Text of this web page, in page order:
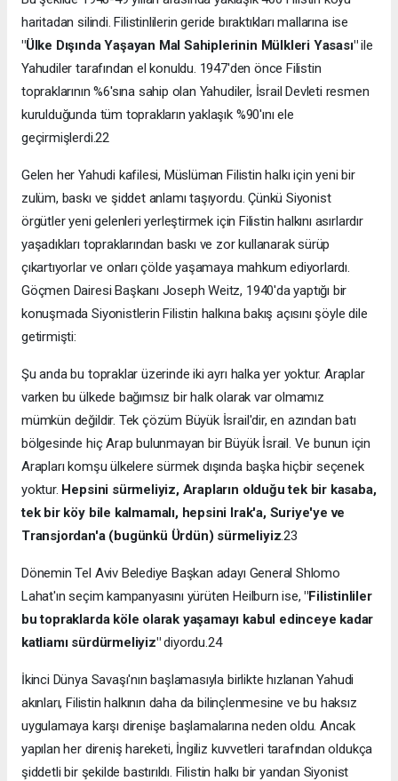
haritadan silindi. Filistinlilerin geride bıraktıkları mallarına ise
"Ülke Dışında Yaşayan Mal Sahiplerinin Mülkleri Yasası"ile
Yahudiler tarafından el konuldu. 1947'den önce Filistin
topraklarının %6'sına sahip olan Yahudiler, İsrail Devleti resmen
kurulduğunda tüm toprakların yaklaşık %90'ını ele
geçirmişlerdi.22
Gelen her Yahudi kafilesi, Müslüman Filistin halkı için yeni bir
zulüm, baskı ve şiddet anlamı taşıyordu. Çünkü Siyonist
örgütler yeni gelenleri yerleştirmek için Filistin halkını asırlardır
yaşadıkları topraklarından baskı ve zor kullanarak sürüp
çıkartıyorlar ve onları çölde yaşamaya mahkum ediyorlardı.
Göçmen Dairesi Başkanı Joseph Weitz, 1940'da yaptığı bir
konuşmada Siyonistlerin Filistin halkına bakış açısını şöyle dile
getirmişti:
Şu anda bu topraklar üzerinde iki ayrı halka yer yoktur. Araplar
varken bu ülkede bağımsız bir halk olarak var olmamız
mümkün değildir. Tek çözüm Büyük İsrail'dir, en azından batı
bölgesinde hiç Arap bulunmayan bir Büyük İsrail. Ve bunun için
Arapları komşu ülkelere sürmek dışında başka hiçbir seçenek
yoktur. Hepsini sürmeliyiz, Arapların olduğu tek bir kasaba,
tek bir köy bile kalmamalı, hepsini Irak'a, Suriye'ye ve
Transjordan'a (bugünkü Ürdün) sürmeliyiz.23
Dönemin Tel Aviv Belediye Başkan adayı General Shlomo
Lahat'ın seçim kampanyasını yürüten Heilburn ise,"Filistinliler
bu topraklarda köle olarak yaşamayı kabul edinceye kadar
katliamısürdürmeliyiz"diyordu.24
İkinci Dünya Savaşı'nın başlamasıyla birlikte hızlanan Yahudi
akınları, Filistin halkının daha da bilinçlenmesine ve bu haksız
uygulamaya karşı direnişe başlamalarına neden oldu. Ancak
yapılan her direniş hareketi, İngiliz kuvvetleri tarafından oldukça
şiddetli bir şekilde bastırıldı. Filistin halkı bir yandan Siyonist